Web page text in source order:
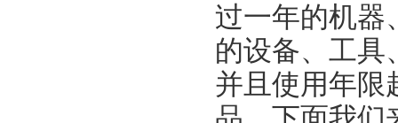
过一年的机器
的设备、工具
并且使用年限